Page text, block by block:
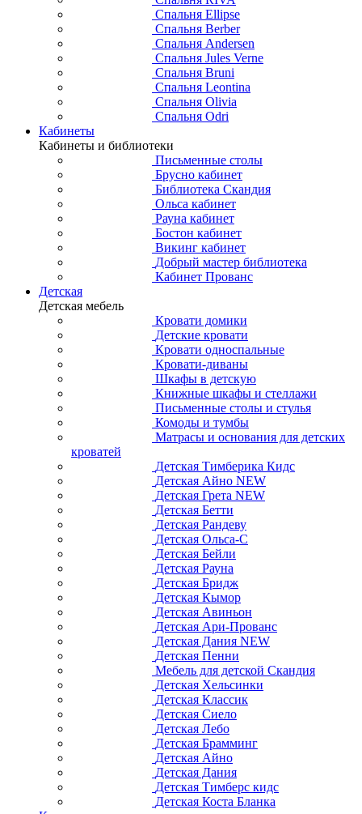
Спальня Ellipse
Спальня Berber
Спальня Andersen
Спальня Jules Verne
Спальня Bruni
Спальня Leontina
Спальня Olivia
Спальня Odri
Кабинеты
Кабинеты и библиотеки
Письменные столы
Брусно кабинет
Библиотека Скандия
Ольса кабинет
Рауна кабинет
Бостон кабинет
Викинг кабинет
Добрый мастер библиотека
Кабинет Прованс
Детская
Детская мебель
Кровати домики
Детские кровати
Кровати односпальные
Кровати-диваны
Шкафы в детскую
Книжные шкафы и стеллажи
Письменные столы и стулья
Комоды и тумбы
Матрасы и основания для детских
кроватей
Детская Тимберика Кидс
Детская Айно NEW
Детская Грета NEW
Детская Бетти
Детская Рандеву
Детская Ольса-С
Детская Бейли
Детская Рауна
Детская Бридж
Детская Кымор
Детская Авиньон
Детская Ари-Прованс
Детская Дания NEW
Детская Пенни
Мебель для детской Скандия
Детская Хельсинки
Детская Классик
Детская Сиело
Детская Лебо
Детская Брамминг
Детская Айно
Детская Дания
Детская Тимберс кидс
Детская Коста Бланка